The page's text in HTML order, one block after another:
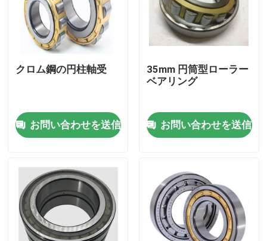
家へ
製品
わたしたち に つい て
クロム鋼の円柱軸受
お問い合わせを送信
35mm 円筒型ローラー
ベアリング
お問い合わせを送信